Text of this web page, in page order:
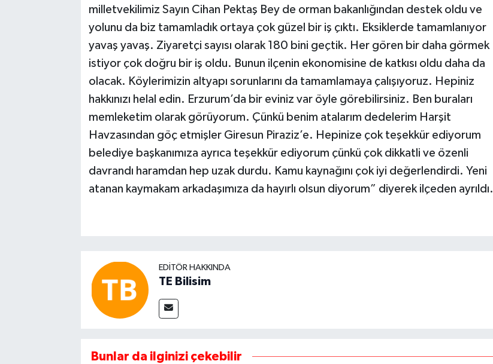
milletvekilimiz Sayın Cihan Pektaş Bey de orman bakanlığından destek oldu ve
yolunu da biz tamamladık ortaya çok güzel bir iş çıktı. Eksiklerde tamamlanıyor
yavaş yavaş. Ziyaretçi sayısı olarak 180 bini geçtik. Her gören bir daha görmek
istiyor çok doğru bir iş oldu. Bunun ilçenin ekonomisine de katkısı oldu daha da
olacak. Köylerimizin altyapı sorunlarını da tamamlamaya çalışıyoruz. Hepiniz
hakkınızı helal edin. Erzurum’da bir eviniz var öyle görebilirsiniz. Ben buraları
memleketim olarak görüyorum. Çünkü benim atalarım dedelerim Harşit
Havzasından göç etmişler Giresun Piraziz’e. Hepinize çok teşekkür ediyorum
belediye başkanımıza ayrıca teşekkür ediyorum çünkü çok dikkatli ve özenli
davrandı haramdan hep uzak durdu. Kamu kaynağını çok iyi değerlendirdi. Yeni
atanan kaymakam arkadaşımıza da hayırlı olsun diyorum” diyerek ilçeden ayrıldı.
EDITÖR HAKKINDA
TE Bilisim
Bunlar da ilginizi çekebilir